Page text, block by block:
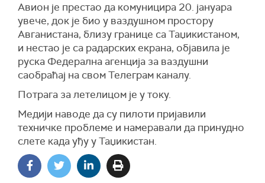
Авион је престао да комуницира 20. јануара
увече, док је био у ваздушном простору
Авганистана, близу границе са Таџикистаном,
и нестао је са радарских екрана, објавила је
руска Федерална агенција за ваздушни
саобраћај на свом Телеграм каналу.
Потрага за летелицом је у току.
Медији наводе да су пилоти пријавили
техничке проблеме и намеравали да принудно
слете када уђу у Таџикистан.